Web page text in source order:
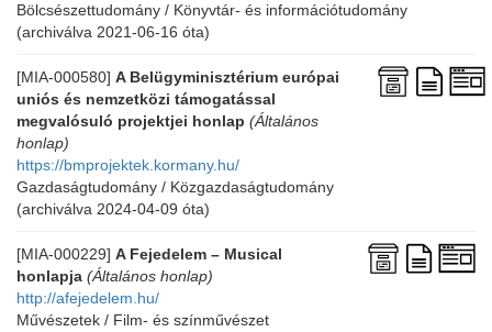
Bölcsészettudomány / Könyvtár- és információtudomány
(archiválva 2021-06-16 óta)
[MIA-000580] A Belügyminisztérium európai
uniós és nemzetközi támogatással
megvalósuló projektjei honlap (Általános
honlap)
https://bmprojektek.kormany.hu/
Gazdaságtudomány / Közgazdaságtudomány
(archiválva 2024-04-09 óta)
[MIA-000229] A Fejedelem – Musical
honlapja (Általános honlap)
http://afejedelem.hu/
Művészetek / Film- és színművészet